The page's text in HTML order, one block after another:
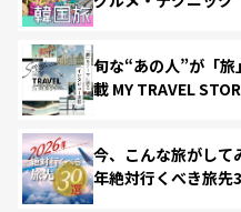
旬な“あの人”が「
載 MY TRAVEL
今、こんな旅がして
年絶対行くべき旅先